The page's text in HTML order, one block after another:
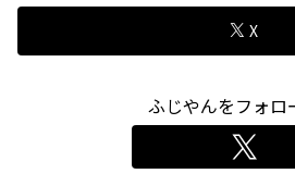
X
ふじやんをフォロ